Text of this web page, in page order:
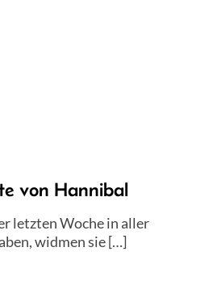
von Hannibal
letzten Woche in aller
widmen sie […]